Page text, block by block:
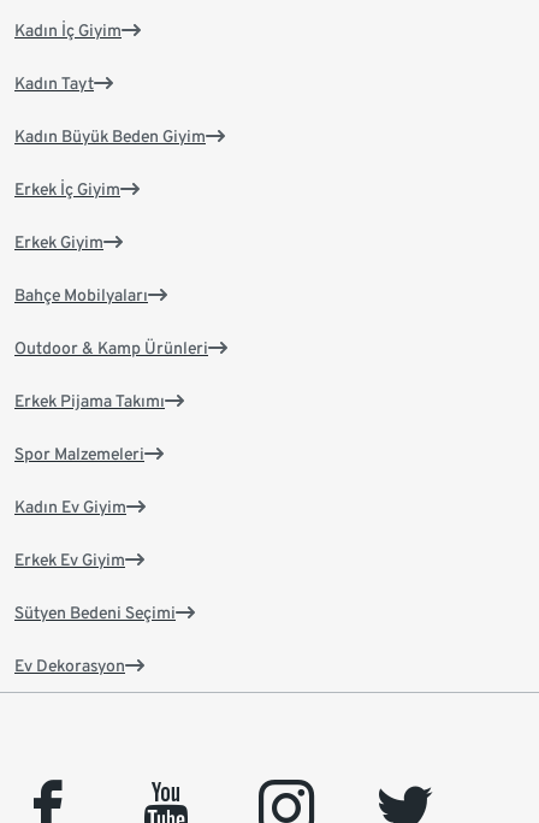
Kadın İç Giyim
Kadın Tayt
Kadın Büyük Beden Giyim
Erkek İç Giyim
Erkek Giyim
Bahçe Mobilyaları
Outdoor & Kamp Ürünleri
Erkek Pijama Takımı
Spor Malzemeleri
Kadın Ev Giyim
Erkek Ev Giyim
Sütyen Bedeni Seçimi
Ev Dekorasyon
facebook youtube instagram
twitter